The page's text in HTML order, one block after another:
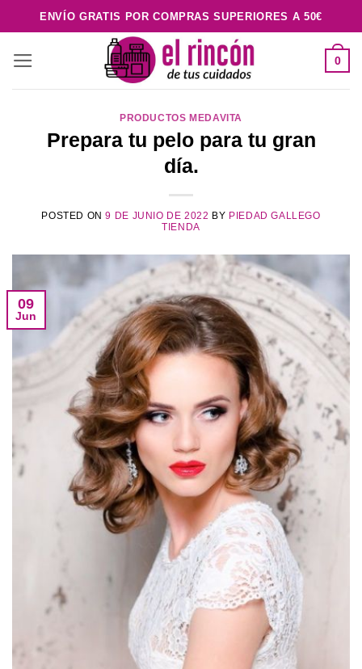
al
contenido
ENVÍO GRATIS POR COMPRAS SUPERIORES A 50€
0
PRODUCTOS MEDAVITA
Prepara tu pelo para tu gran
día.
POSTED ON9 DE JUNIO DE 2022 BY PIEDAD GALLEGO
TIENDA
09
Jun